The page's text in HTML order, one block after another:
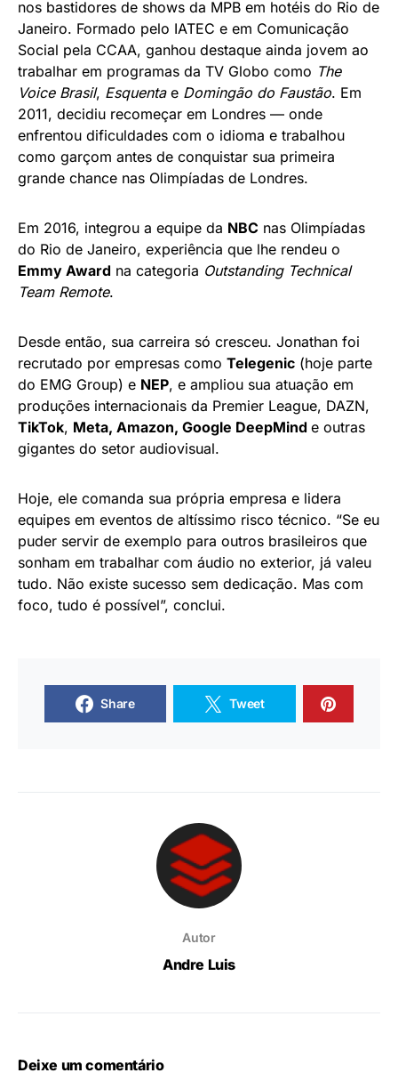
nos bastidores de shows da MPB em hotéis do Rio de
Janeiro. Formado pelo IATEC e em Comunicação
Social pela CCAA, ganhou destaque ainda jovem ao
trabalhar em programas da TV Globo como The
Voice Brasil, Esquentae Domingão do Faustão. Em
2011, decidiu recomeçar em Londres — onde
enfrentou dificuldades com o idioma e trabalhou
como garçom antes de conquistar sua primeira
grande chance nas Olimpíadas de Londres.
Em 2016, integrou a equipe da NBC nas Olimpíadas
do Rio de Janeiro, experiência que lhe rendeu o
Emmy Award na categoria Outstanding Technical
Team Remote.
Desde então, sua carreira só cresceu. Jonathan foi
recrutado por empresas como Telegenic (hoje parte
do EMG Group) e NEP, e ampliou sua atuação em
produções internacionais da Premier League, DAZN,
TikTok, Meta, Amazon, Google DeepMind e outras
gigantes do setor audiovisual.
Hoje, ele comanda sua própria empresa e lidera
equipes em eventos de altíssimo risco técnico. “Se eu
puder servir de exemplo para outros brasileiros que
sonham em trabalhar com áudio no exterior, já valeu
tudo. Não existe sucesso sem dedicação. Mas com
foco, tudo é possível”, conclui.
Share Tweet
Autor
Andre Luis
Deixe um comentário